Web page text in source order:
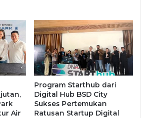
Air
Program Starthub dari
Digital Hub BSD City
Sukses Pertemukan
Ratusan Startup Digital